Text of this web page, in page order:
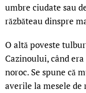
umbre ciudate sau
răzbăteau dinspre
O altă poveste
Cazinoului, când
noroc. Se spune că
averile la mesele de